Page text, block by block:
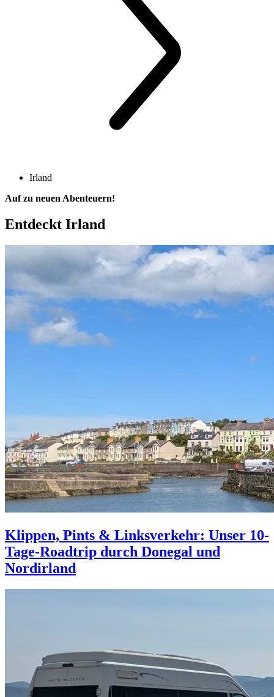
Irland
Auf zu neuen Abenteuern!
Entdeckt Irland
Klippen, Pints & Linksverkehr: Unser 10-
Tage-Roadtrip durch Donegal und
Nordirland